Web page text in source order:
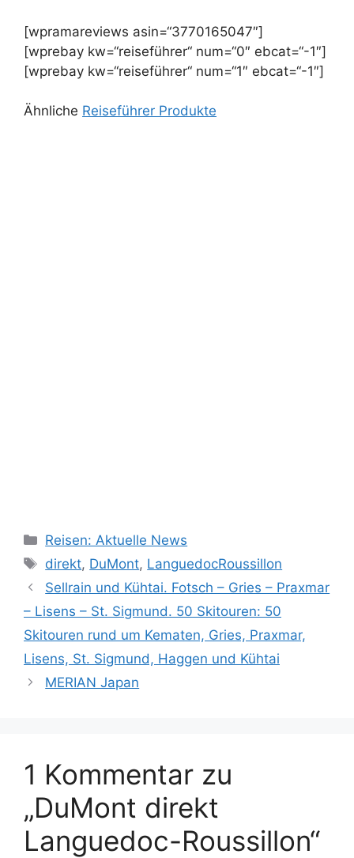
[wpramareviews asin=“3770165047″]
[wprebay kw=“reiseführer“ num=“0″ ebcat=“-1″]
[wprebay kw=“reiseführer“ num=“1″ ebcat=“-1″]
Ähnliche Reiseführer Produkte
Kategorien
Reisen: Aktuelle News
Schlagwörter
direkt, DuMont, LanguedocRoussillon
Sellrain und Kühtai. Fotsch – Gries – Praxmar
– Lisens – St. Sigmund. 50 Skitouren: 50
Skitouren rund um Kematen, Gries, Praxmar,
Lisens, St. Sigmund, Haggen und Kühtai
MERIAN Japan
1 Kommentar zu
„DuMont direkt
Languedoc-Roussillon“